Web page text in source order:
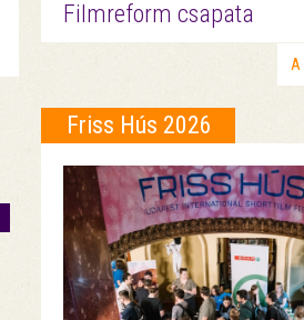
Filmreform csapata
A
Friss Hús 2026